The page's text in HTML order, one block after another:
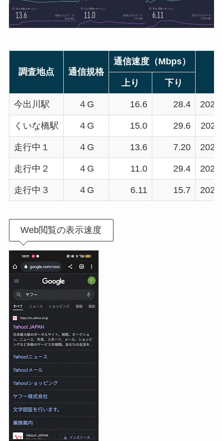
調査地点 通信規格
通信速度（Mbps）
上り
下り
今出川駅 ４G 16.6 28.4
くいな橋駅 ４G 15.0 29.6
走行中１ ４G 13.6 7.20
走行中２ ４G 11.0 29.4
走行中３ ４G 6.11 15.7
Web閲覧の表示速度